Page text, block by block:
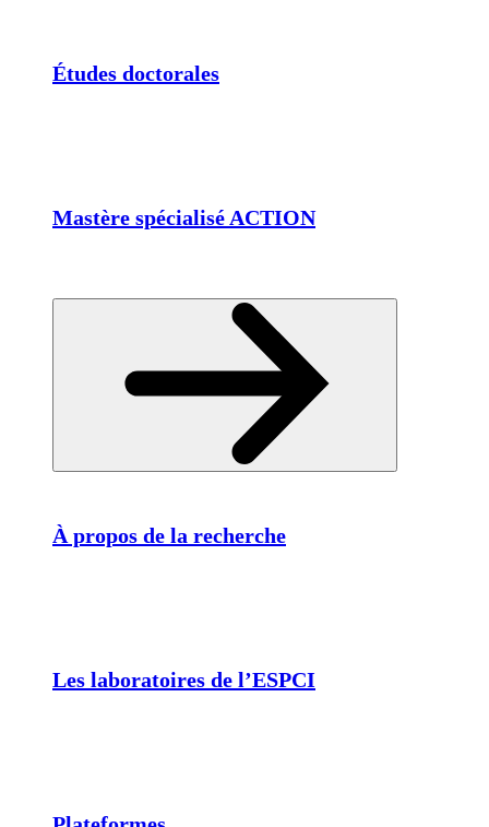
Études doctorales
Mastère spécialisé ACTION
À propos de la recherche
Les laboratoires de l’ESPCI